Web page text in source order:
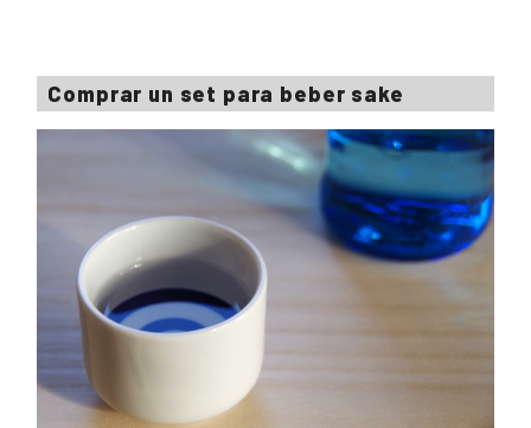
Comprar un set para beber sake